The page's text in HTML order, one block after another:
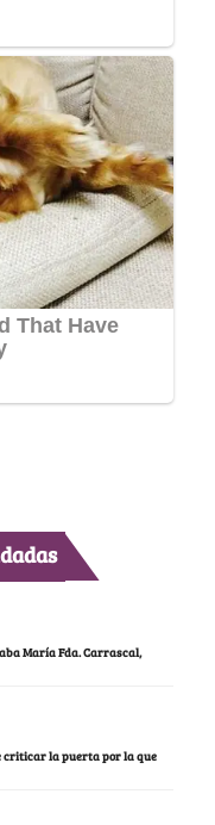
María Fda. Carrascal,
criticar la puerta por la que